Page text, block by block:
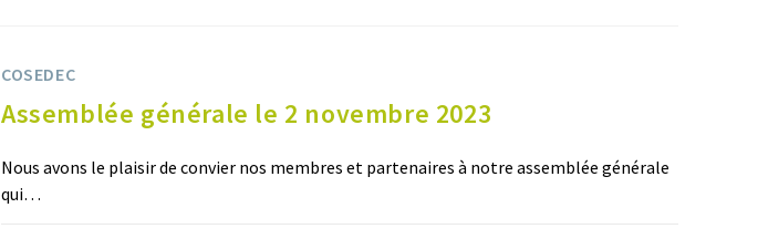
COSEDEC
Assemblée générale le 2 novembre 2023
Nous avons le plaisir de convier nos membres et partenaires à notre assemblée générale
qui…